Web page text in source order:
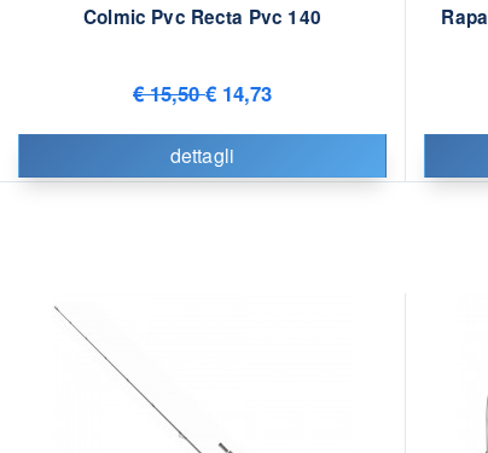
Colmic Pvc Recta Pvc 140
€ 15,50€ 14,73
dettagli